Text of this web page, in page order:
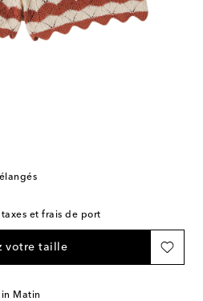
et frais de port
votre taille
Matin